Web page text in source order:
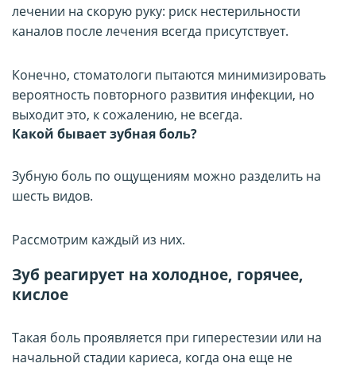
лечении на скорую руку: риск нестерильности
каналов после лечения всегда присутствует.
Конечно, стоматологи пытаются минимизировать
вероятность повторного развития инфекции, но
выходит это, к сожалению, не всегда.
Какой бывает зубная боль?
Зубную боль по ощущениям можно разделить на
шесть видов.
Рассмотрим каждый из них.
Зуб реагирует на холодное, горячее,
кислое
Такая боль проявляется при гиперестезии или на
начальной стадии кариеса, когда она еще не